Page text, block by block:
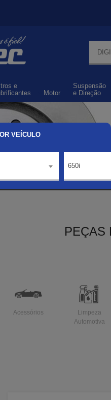
e
Motor
Suspensão
e Direção
VEÍCULO
650i
PEÇAS
Acessórios
Limpeza
Automotiva